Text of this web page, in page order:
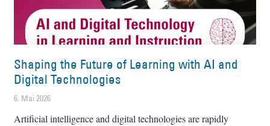
Shaping the Future of Learning with AI and
Digital Technologies
6. Mai 2026
Artificial intelligence and digital technologies are rapidly